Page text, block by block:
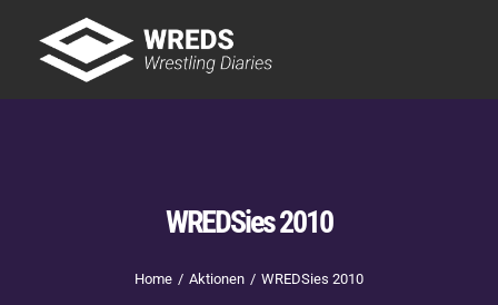
content
WREDSies 2010
Home Aktionen WREDSies 2010